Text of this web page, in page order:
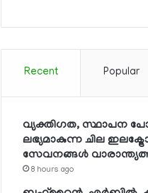
Recent Popular
വ്യക്തിഗത, സ്ഥാപന
ലഭ്യമാകുന്ന ചില
സേവനങ്ങള്‍
8 hours ago